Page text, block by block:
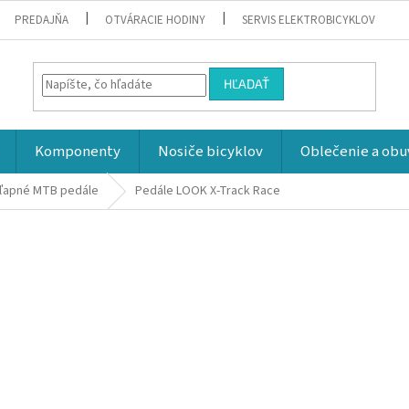
PREDAJŇA OTVÁRACIE HODINY SERVIS ELEKTROBICYKLOV
HĽADAŤ
Komponenty Nosiče bicyklov Oblečenie a
MTB pedále Pedále LOOK X-Track Race